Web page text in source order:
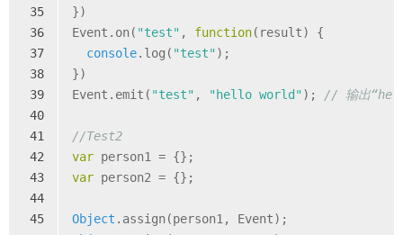
35
36
37
38
39
40
41
42
43
44
45
})
Event.on( "test" , function( result) {
console.log( "test" );
})
Event.emit( "test" , "hello world" ); // 输出
//Test2
var person1 = {};
var person2 = {};
Object .assign(person1, Event);